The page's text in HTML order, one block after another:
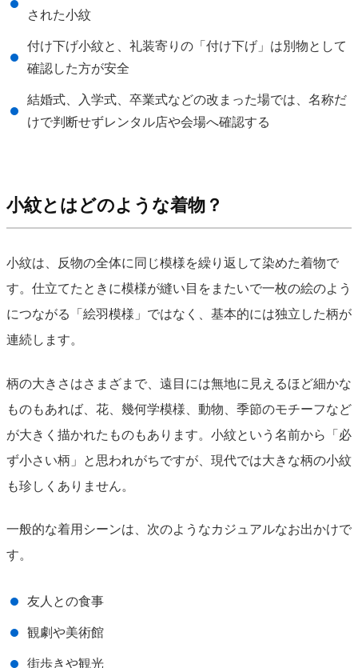
された小紋
付け下げ小紋と、礼装寄りの「付け下げ」は別物として
確認した方が安全
結婚式、入学式、卒業式などの改まった場では、名称だ
けで判断せずレンタル店や会場へ確認する
小紋とはどのような着物？
小紋は、反物の全体に同じ模様を繰り返して染めた着物で
す。仕立てたときに模様が縫い目をまたいで一枚の絵のよう
につながる「絵羽模様」ではなく、基本的には独立した柄が
連続します。
柄の大きさはさまざまで、遠目には無地に見えるほど細かな
ものもあれば、花、幾何学模様、動物、季節のモチーフなど
が大きく描かれたものもあります。小紋という名前から「必
ず小さい柄」と思われがちですが、現代では大きな柄の小紋
も珍しくありません。
一般的な着用シーンは、次のようなカジュアルなお出かけで
す。
友人との食事
観劇や美術館
街歩きや観光